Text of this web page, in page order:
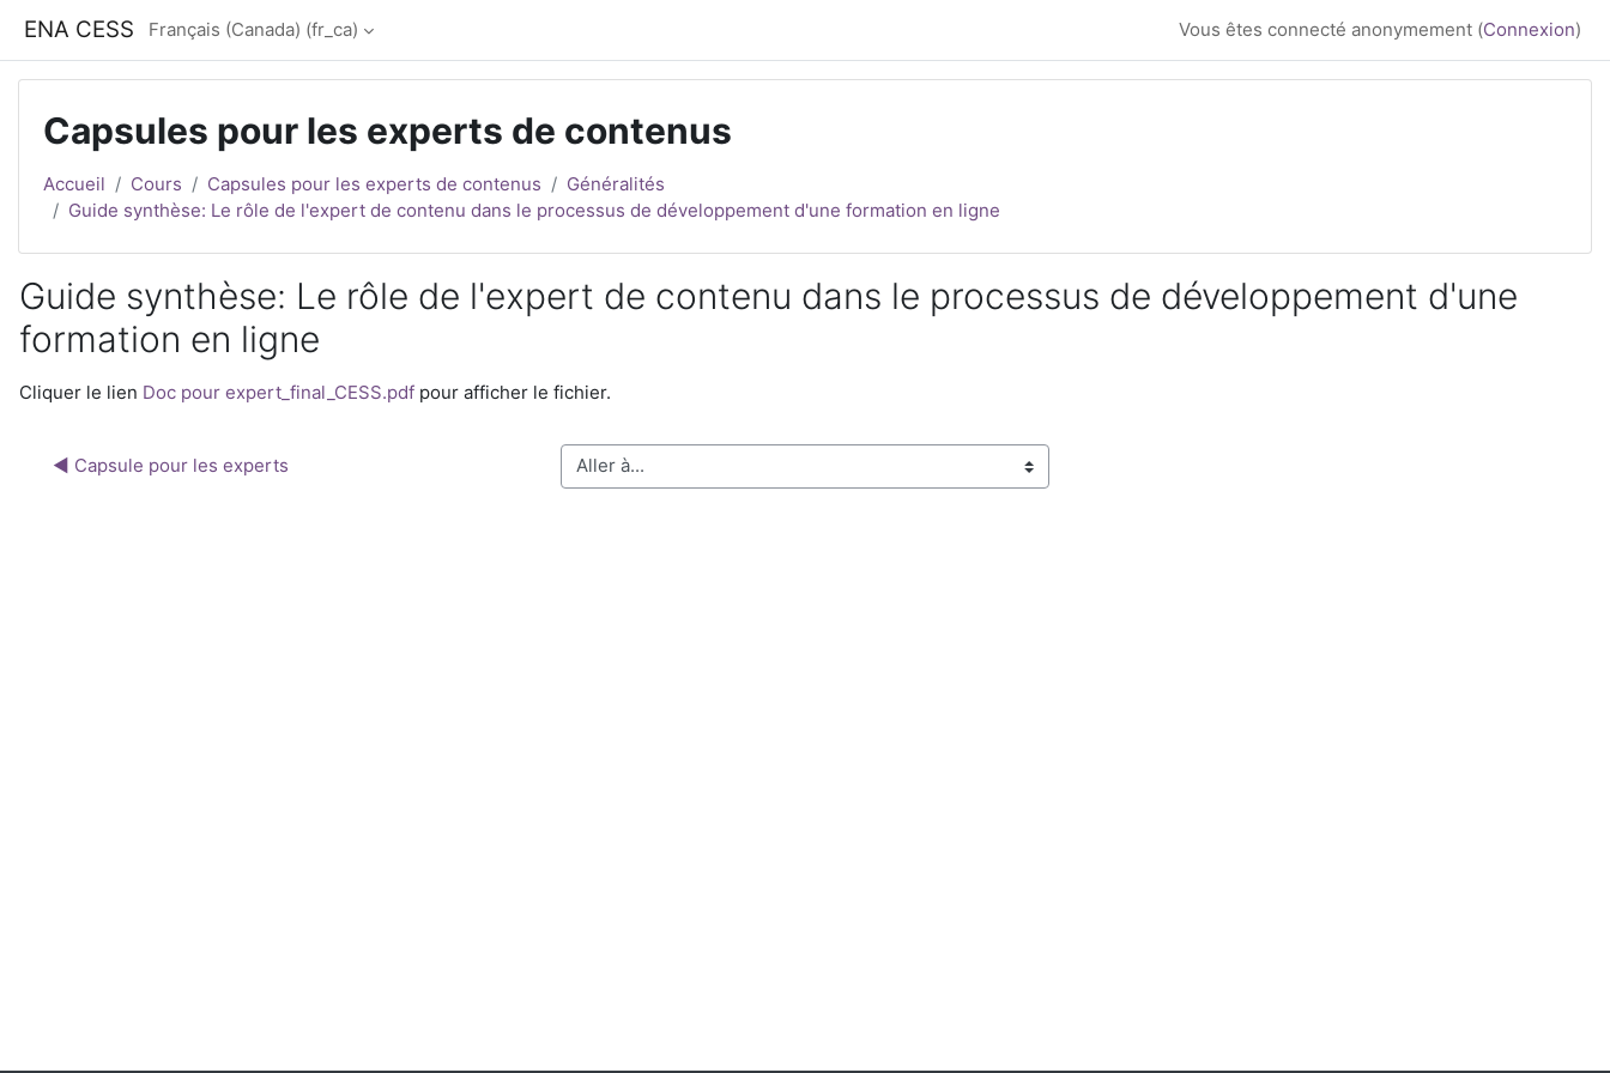
ENA CESS Français (Canada) ‎(fr_ca)‎ Vous êtes connecté anonymement (Connexion)
Capsules pour les experts de contenus
Accueil Cours Capsules pour les experts de contenus
Généralités
Guide synthèse: Le rôle de l'expert de contenu dans le processus de développement d'une formation en ligne
Guide synthèse: Le rôle de l'expert de contenu dans le processus de développement d'une
formation en ligne
Conditions d’achèvement
Cliquer le lien Doc pour expert_final_CESS.pdf pour afficher le fichier.
◀︎ Capsule pour les experts Aller à...